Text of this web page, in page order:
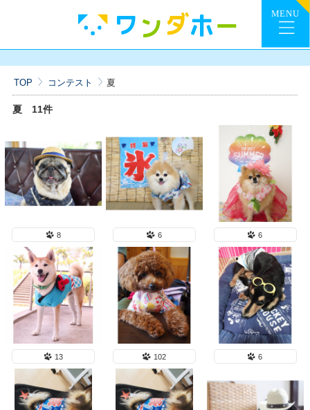
TOP コンテスト 夏
夏 11件
8 6 6
13 102 6